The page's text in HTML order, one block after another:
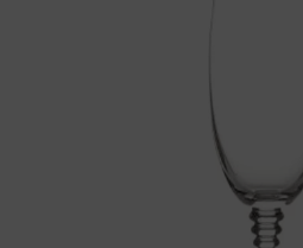
Գեղեցկություն և խնամք
Ավտոմեքենաների